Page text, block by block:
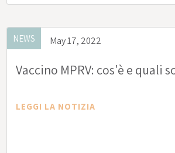
NEWS May 17, 2022
Vaccino MPRV: cos'è e quali
LEGGI LA NOTIZIA